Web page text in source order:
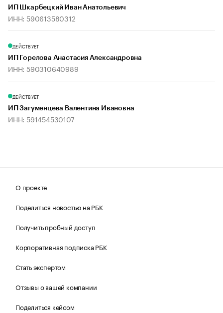
ИП Шкарбецкий Иван Анатольевич
ИНН: 590613580312
ДЕЙСТВУЕТ
ИП Горелова Анастасия Александровна
ИНН: 590310640989
ДЕЙСТВУЕТ
ИП Загуменцева Валентина Ивановна
ИНН: 591454530107
О проекте
Поделиться новостью на РБК
Получить пробный доступ
Корпоративная подписка РБК
Стать экспертом
Отзывы о вашей компании
Поделиться кейсом